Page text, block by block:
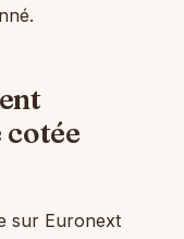
cotée
sur Euronext